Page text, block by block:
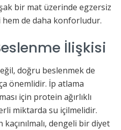
bir mat üzerinde egzersiz
de daha konforludur.
İlişkisi
doğru beslenmek de
önemlidir. İp atlama
için protein ağırlıklı
miktarda su içilmelidir.
kaçınılmalı, dengeli bir diyet